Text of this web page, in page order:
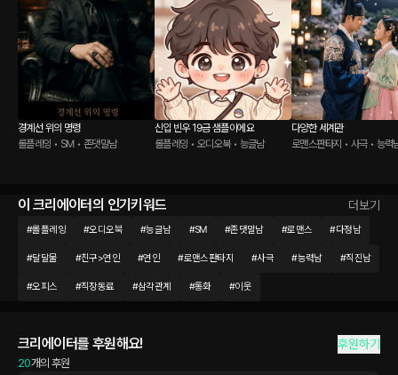
경계선 위의 명령
롤플레잉 • SM • 존댓말남
신입 빈우 19금 샘플이에요
롤플레잉 • 오디오북 • 능글남
다양한 세계관
로맨스판타지 • 사극 • 능력
이 크리에이터의 인기키워드 더보기
#롤플레잉 #오디오북 #능글남 #SM #존댓말남 #로맨스 #다정남
#달달물 #친구>연인 #연인 #로맨스판타지 #사극 #능력남 #직진남
#오피스 #직장동료 #삼각관계 #통화 #이웃
크리에이터를 후원해요! 후원하기
20개의 후원